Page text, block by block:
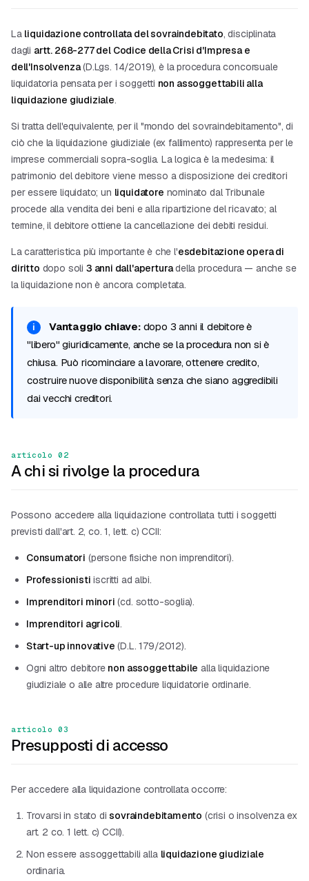
La liquidazione controllata del sovraindebitato, disciplinata
dagli artt. 268-277 del Codice della Crisi d'Impresa e
dell'Insolvenza(D.Lgs. 14/2019), è la procedura concorsuale
liquidatoria pensata per i soggetti non assoggettabili alla
liquidazione giudiziale.
Si tratta dell'equivalente, per il "mondo del sovraindebitamento", di
ciò che la liquidazione giudiziale (ex fallimento) rappresenta per le
imprese commerciali sopra-soglia. La logica è la medesima: il
patrimonio del debitore viene messo a disposizione dei creditori
per essere liquidato; un liquidatore nominato dal Tribunale
procede alla vendita dei beni e alla ripartizione del ricavato; al
termine, il debitore ottiene la cancellazione dei debiti residui.
La caratteristica più importante è che l'esdebitazione opera di
diritto dopo soli 3 anni dall'aperturadella procedura — anche se
la liquidazione non è ancora completata.
Vantaggio chiave:dopo 3 anni il debitore è
"libero" giuridicamente, anche se la procedura non si è
chiusa. Può ricominciare a lavorare, ottenere credito,
costruire nuove disponibilità senza che siano aggredibili
dai vecchi creditori.
articolo 02
A chi si rivolge la procedura
Possono accedere alla liquidazione controllata tutti i soggetti
previsti dall'art. 2, co. 1, lett. c) CCII:
Consumatori (persone fisiche non imprenditori).
Professionisti iscritti ad albi.
Imprenditori minori (cd. sotto-soglia).
Imprenditori agricoli.
Start-up innovative (D.L. 179/2012).
Ogni altro debitore non assoggettabile alla liquidazione
giudiziale o alle altre procedure liquidatorie ordinarie.
articolo 03
Presupposti di accesso
Per accedere alla liquidazione controllata occorre:
Trovarsi in stato disovraindebitamento (crisi o insolvenza ex
art. 2 co. 1 lett. c) CCII).
Non essere assoggettabili alla liquidazione giudiziale
ordinaria.